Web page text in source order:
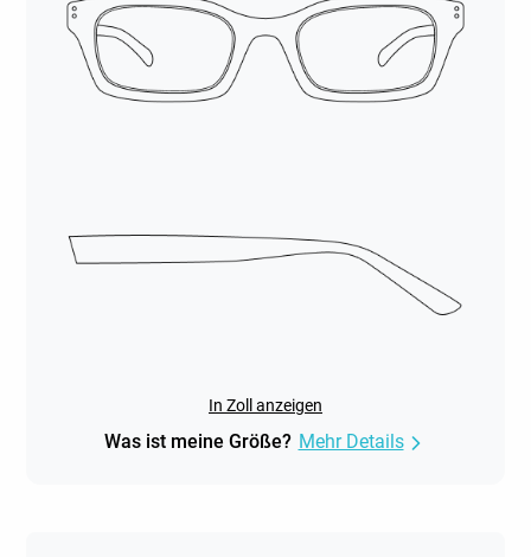
In Zoll anzeigen
Was ist meine Größe? Mehr Details